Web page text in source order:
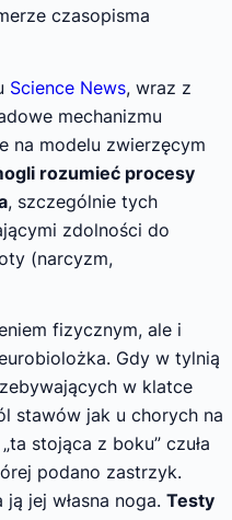
czasopisma
Science News, wraz z
mechanizmu
na modelu zwierzęcym
rozumieć procesy
, szczególnie tych
zdolności do
(narcyzm,
fizycznym, ale i
Gdy w tylnią
w klatce
stawów jak u chorych na
stojąca z boku” czuła
podano zastrzyk.
ją jej własna noga. Testy